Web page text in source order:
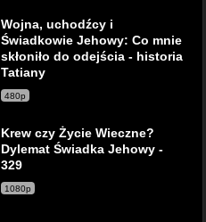
Wojna, uchodźcy i
Świadkowie Jehowy: Co mnie
skłoniło do odejścia - historia
Tatiany
480p
Krew czy Życie Wieczne?
Dylemat Świadka Jehowy -
329
1080p